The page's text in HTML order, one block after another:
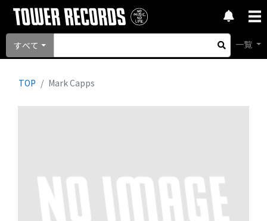
すべて 一覧
TOP Mark Capps